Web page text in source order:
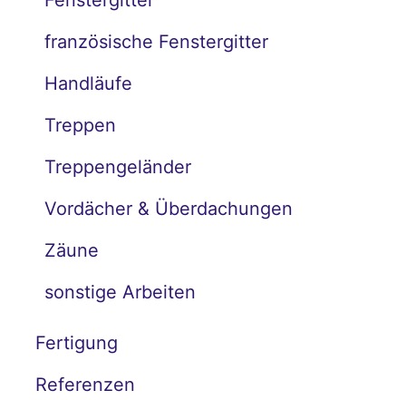
französische Fenstergitter
Handläufe
Treppen
Treppengeländer
Vordächer & Überdachungen
Zäune
sonstige Arbeiten
Fertigung
Referenzen